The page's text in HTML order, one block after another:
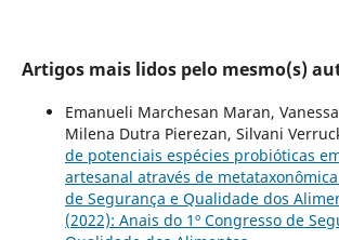
Artigos mais lidos pelo mesmo(s)
Emanueli Marchesan Maran,
Milena Dutra Pierezan, Silvani
de potenciais espécies probióticas
artesanal através de metataxonômica
de Segurança e Qualidade dos
(2022): Anais do 1º Congresso de